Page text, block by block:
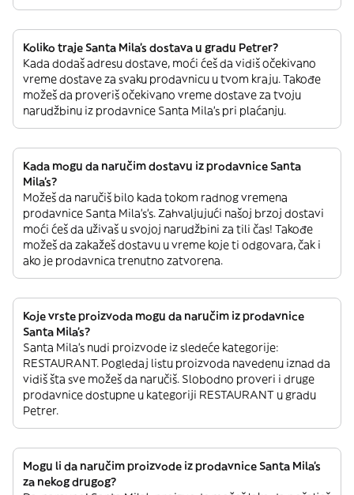
Koliko traje Santa Mila's dostava u gradu Petrer?
Kada dodaš adresu dostave, moći ćeš da vidiš očekivano
vreme dostave za svaku prodavnicu u tvom kraju. Takođe
možeš da proveriš očekivano vreme dostave za tvoju
narudžbinu iz prodavnice Santa Mila's pri plaćanju.
Kada mogu da naručim dostavu iz prodavnice Santa
Mila's?
Možeš da naručiš bilo kada tokom radnog vremena
prodavnice Santa Mila's’s. Zahvaljujući našoj brzoj dostavi
moći ćeš da uživaš u svojoj narudžbini za tili čas! Takođe
možeš da zakažeš dostavu u vreme koje ti odgovara, čak i
ako je prodavnica trenutno zatvorena.
Koje vrste proizvoda mogu da naručim iz prodavnice
Santa Mila's?
Santa Mila's nudi proizvode iz sledeće kategorije:
RESTAURANT. Pogledaj listu proizvoda navedenu iznad da
vidiš šta sve možeš da naručiš. Slobodno proveri i druge
prodavnice dostupne u kategoriji RESTAURANT u gradu
Petrer.
Mogu li da naručim proizvode iz prodavnice Santa Mila's
za nekog drugog?